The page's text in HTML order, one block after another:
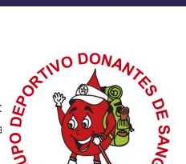
Pabellón de Sangre